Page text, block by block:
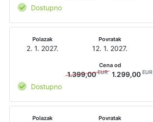
Dostupno
Polazak
2. 1. 2027.
Povratak
12. 1. 2027.
Dostupno
Cena od
1.399,00EUR 1.299,00 EUR
Polazak Povratak